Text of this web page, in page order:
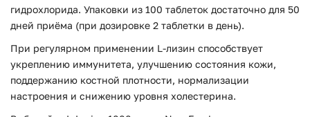
гидрохлорида. Упаковки из 100 таблеток достаточно для 50
дней приёма (при дозировке 2 таблетки в день).
При регулярном применении L-лизин способствует
укреплению иммунитета, улучшению состояния кожи,
поддержанию костной плотности, нормализации
настроения и снижению уровня холестерина.